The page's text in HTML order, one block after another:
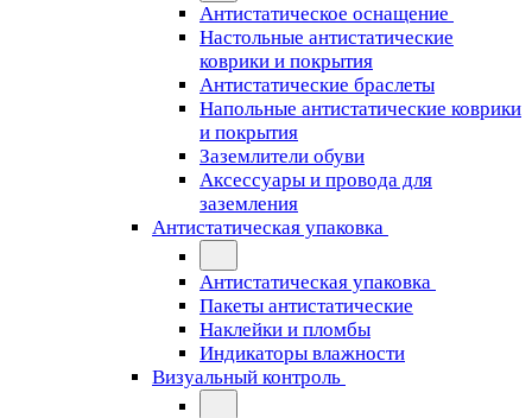
Антистатическое оснащение
Настольные антистатические
коврики и покрытия
Антистатические браслеты
Напольные антистатические коврики
и покрытия
Заземлители обуви
Аксессуары и провода для
заземления
Антистатическая упаковка
Антистатическая упаковка
Пакеты антистатические
Наклейки и пломбы
Индикаторы влажности
Визуальный контроль